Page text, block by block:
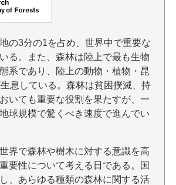
の3分の1を占め、世界中で重要な
る。また、森林は陸上で最も生物
系であり、陸上の動物・植物・昆
息している。森林は貧困撲滅、持
いても重要な役割を果たすが、一
球規模で驚くべき速度で進んでい
界で森林や樹木に対する意識を高
要性について考える日である。国
、あらゆる種類の森林に関する活